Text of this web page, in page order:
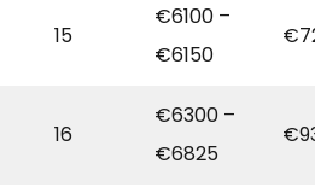
15
€6100 –
€6150
16
€6300 –
€6825